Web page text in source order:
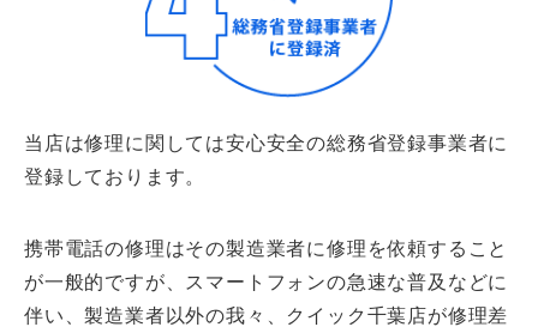
当店は修理に関しては安心安全の総務省登録事業者に
登録しております。
携帯電話の修理はその製造業者に修理を依頼すること
が一般的ですが、スマートフォンの急速な普及などに
伴い、製造業者以外の我々、クイック千葉店が修理差